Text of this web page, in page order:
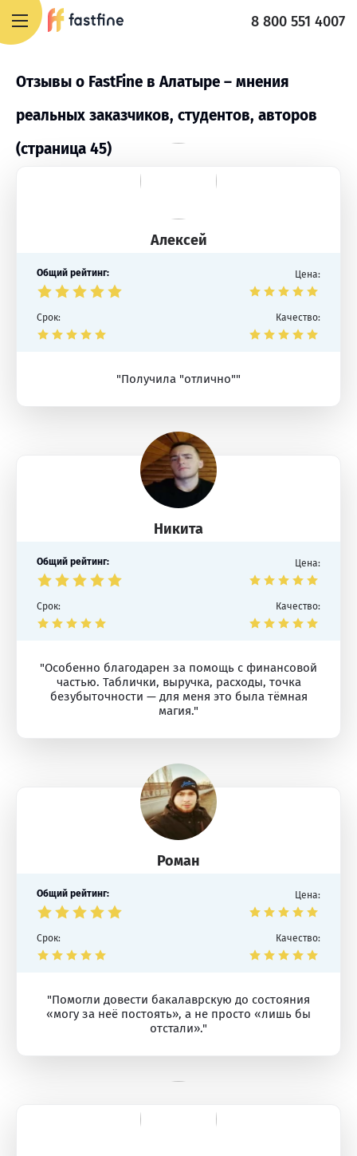
8 800 551 4007
Отзывы о FastFine в Алатыре – мнения
реальных заказчиков, студентов, авторов
(страница 45)
Алексей
Общий рейтинг: Цена:
Срок: Качество:
"Получила "отлично""
Никита
Общий рейтинг: Цена:
Срок: Качество:
"Особенно благодарен за помощь с финансовой
частью. Таблички, выручка, расходы, точка
безубыточности — для меня это была тёмная
магия."
Роман
Общий рейтинг: Цена:
Срок: Качество:
"Помогли довести бакалаврскую до состояния
«могу за неё постоять», а не просто «лишь бы
отстали»."